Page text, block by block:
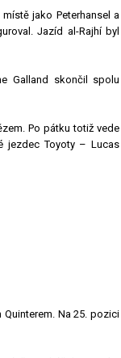
jako Peterhansel a
Jazíd al-Rajhí byl
Galland skončil spolu
Po pátku totiž vede
jezdec Toyoty – Lucas
Na 25. pozici